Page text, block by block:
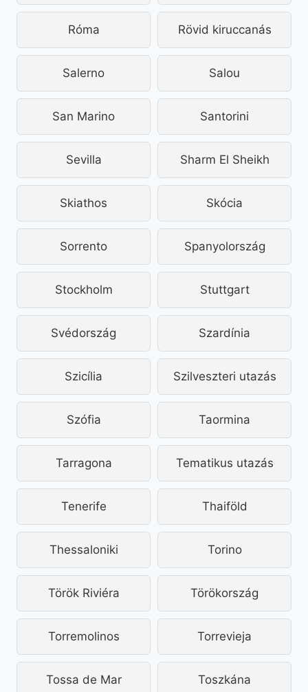
Róma Rövid kiruccanás
Salerno Salou
San Marino Santorini
Sevilla Sharm El Sheikh
Skiathos Skócia
Sorrento Spanyolország
Stockholm Stuttgart
Svédország Szardínia
Szicília Szilveszteri utazás
Szófia Taormina
Tarragona Tematikus utazás
Tenerife Thaiföld
Thessaloniki Torino
Török Riviéra Törökország
Torremolinos Torrevieja
Tossa de Mar Toszkána